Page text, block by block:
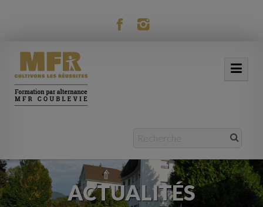
FORMATIONS
ACTUALITÉSACTUALITÉS